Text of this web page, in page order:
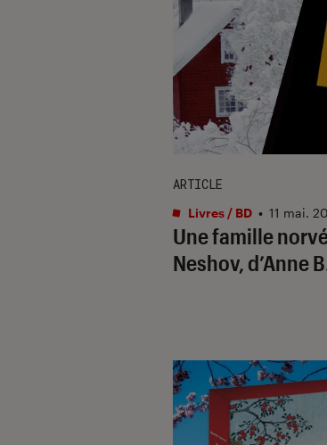
Une famille
Neshov, d’Anne
ARTICLE
Livres / BD • 11 mai.